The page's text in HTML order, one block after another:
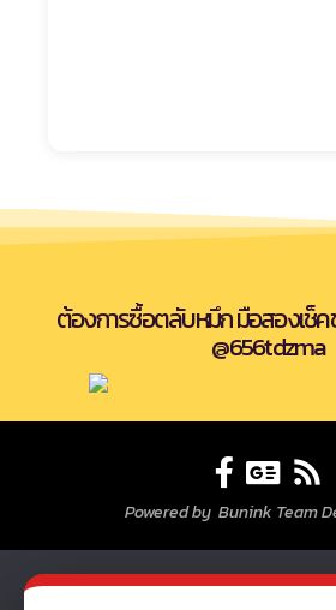
ต้องการซื้อตลับหมึก มือสองเช็ค
@656tdzma
Powered by Bunink Team